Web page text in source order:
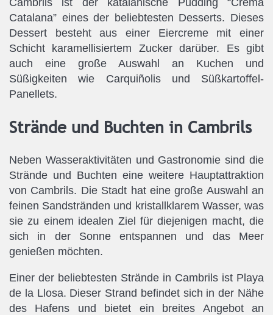
Cambrils ist der katalanische Pudding “Crema
Catalana” eines der beliebtesten Desserts. Dieses
Dessert besteht aus einer Eiercreme mit einer
Schicht karamellisiertem Zucker darüber. Es gibt
auch eine große Auswahl an Kuchen und
Süßigkeiten wie Carquiñolis und Süßkartoffel-
Panellets.
Strände und Buchten in Cambrils
Neben Wasseraktivitäten und Gastronomie sind die
Strände und Buchten eine weitere Hauptattraktion
von Cambrils. Die Stadt hat eine große Auswahl an
feinen Sandstränden und kristallklarem Wasser, was
sie zu einem idealen Ziel für diejenigen macht, die
sich in der Sonne entspannen und das Meer
genießen möchten.
Einer der beliebtesten Strände in Cambrils ist Playa
de la Llosa. Dieser Strand befindet sich in der Nähe
des Hafens und bietet ein breites Angebot an